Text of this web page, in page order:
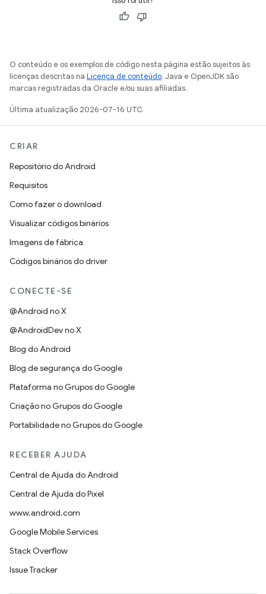
O conteúdo e os exemplos de código nesta página estão sujeitos às
licenças descritas na Licença de conteúdo. Java e OpenJDK são
marcas registradas da Oracle e/ou suas afiliadas.
Última atualização 2026-07-16 UTC.
CRIAR
Repositório do Android
Requisitos
Como fazer o download
Visualizar códigos binários
Imagens de fábrica
Códigos binários do driver
CONECTE-SE
@Android no X
@AndroidDev no X
Blog do Android
Blog de segurança do Google
Plataforma no Grupos do Google
Criação no Grupos do Google
Portabilidade no Grupos do Google
RECEBER AJUDA
Central de Ajuda do Android
Central de Ajuda do Pixel
www.android.com
Google Mobile Services
Stack Overflow
Issue Tracker